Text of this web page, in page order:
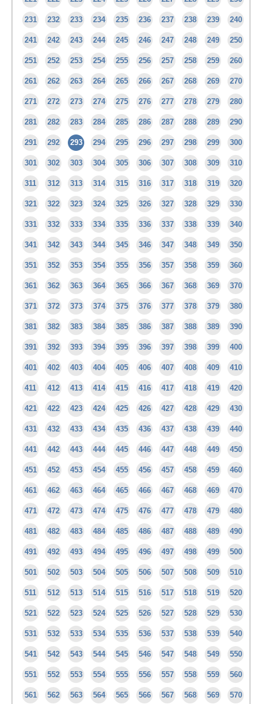
231 232 233 234 235 236 237 238 239 240
241 242 243 244 245 246 247 248 249 250
251 252 253 254 255 256 257 258 259 260
261 262 263 264 265 266 267 268 269 270
271 272 273 274 275 276 277 278 279 280
281 282 283 284 285 286 287 288 289 290
291 292 293 294 295 296 297 298 299 300
301 302 303 304 305 306 307 308 309 310
311 312 313 314 315 316 317 318 319 320
321 322 323 324 325 326 327 328 329 330
331 332 333 334 335 336 337 338 339 340
341 342 343 344 345 346 347 348 349 350
351 352 353 354 355 356 357 358 359 360
361 362 363 364 365 366 367 368 369 370
371 372 373 374 375 376 377 378 379 380
381 382 383 384 385 386 387 388 389 390
391 392 393 394 395 396 397 398 399 400
401 402 403 404 405 406 407 408 409 410
411 412 413 414 415 416 417 418 419 420
421 422 423 424 425 426 427 428 429 430
431 432 433 434 435 436 437 438 439 440
441 442 443 444 445 446 447 448 449 450
451 452 453 454 455 456 457 458 459 460
461 462 463 464 465 466 467 468 469 470
471 472 473 474 475 476 477 478 479 480
481 482 483 484 485 486 487 488 489 490
491 492 493 494 495 496 497 498 499 500
501 502 503 504 505 506 507 508 509 510
511 512 513 514 515 516 517 518 519 520
521 522 523 524 525 526 527 528 529 530
531 532 533 534 535 536 537 538 539 540
541 542 543 544 545 546 547 548 549 550
551 552 553 554 555 556 557 558 559 560
561 562 563 564 565 566 567 568 569 570